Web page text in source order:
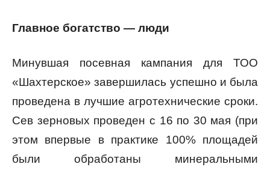
Главное богатство — люди
Минувшая посевная кампания для ТОО
«Шахтерское» завершилась успешно и была
проведена в лучшие агротехнические сроки.
Сев зерновых проведен с 16 по 30 мая (при
этом впервые в практике 100% площадей
были обработаны минеральными